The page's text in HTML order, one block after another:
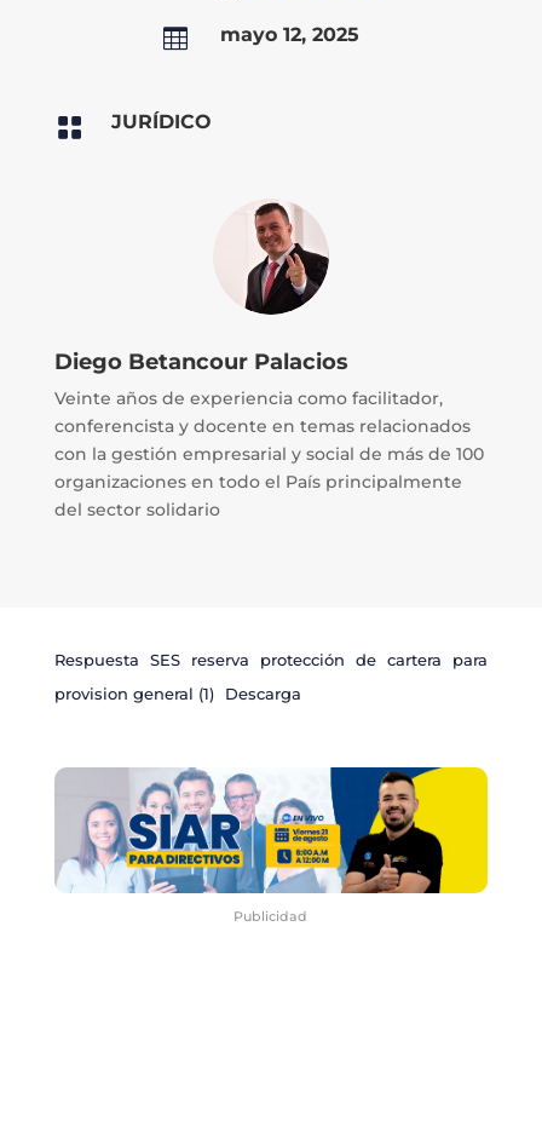
 mayo 12, 2025
 JURÍDICO
Diego Betancour Palacios
Veinte años de experiencia como facilitador,
conferencista y docente en temas relacionados
con la gestión empresarial y social de más de 100
organizaciones en todo el País principalmente
del sector solidario
Respuesta SES reserva protección de cartera para
provision general (1)
Descarga
Publicidad